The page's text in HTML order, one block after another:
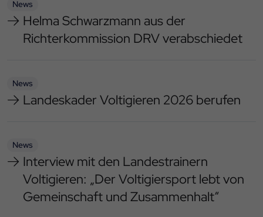
News
Helma Schwarzmann aus der
Richterkommission DRV verabschiedet
News
Landeskader Voltigieren 2026 berufen
News
Interview mit den Landestrainern
Voltigieren: „Der Voltigiersport lebt von
Gemeinschaft und Zusammenhalt“